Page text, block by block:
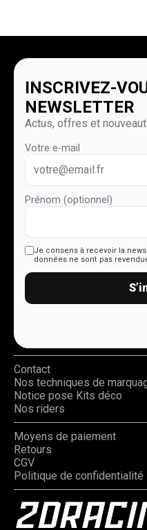
INSCRIVEZ-
NEWSLETTER
Actus, offres et
Votre e-mail
Prénom (optionnel)
Je consens à recevoir la
données ne sont pas
Contact
Nos techniques de
Notice pose Kits déco
Nos riders
Moyens de paiement
Retours
CGV
Politique de confidentialité